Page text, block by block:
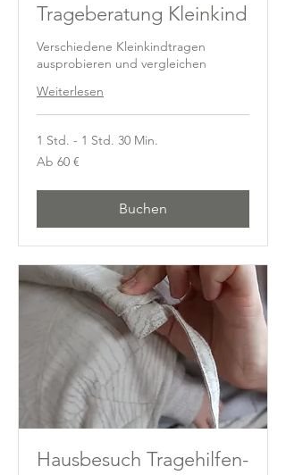
Trageberatung Kleinkind
Verschiedene Kleinkindtragen
ausprobieren und vergleichen
Weiterlesen
1 Std. - 1 Std. 30 Min.
Ab
60
Ab 60 €
Buchen
Hausbesuch Tragehilfen-